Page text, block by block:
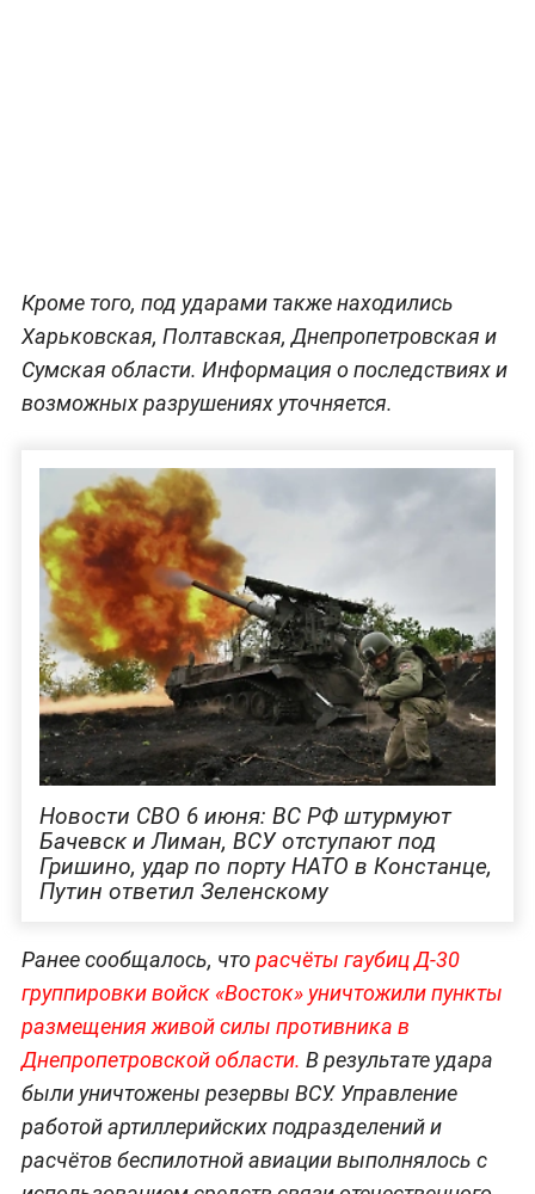
Кроме того, под ударами также находились
Харьковская, Полтавская, Днепропетровская и
Сумская области. Информация о последствиях и
возможных разрушениях уточняется.
Новости СВО 6 июня: ВС РФ штурмуют
Бачевск и Лиман, ВСУ отступают под
Гришино, удар по порту НАТО в Констанце,
Путин ответил Зеленскому
Ранее сообщалось, чторасчёты гаубиц Д-30
группировки войск «Восток» уничтожили пункты
размещения живой силы противника в
Днепропетровской области. В результате удара
были уничтожены резервы ВСУ. Управление
работой артиллерийских подразделений и
расчётов беспилотной авиации выполнялось с